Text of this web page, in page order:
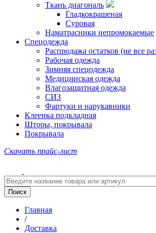
Ткань диагональ
Гладкокрашеная
Суровая
Наматрасники непромокаемые
Спецодежда
Распродажа остатков (не все
Рабочая одежда
Зимняя спецодежда
Медицинская одежда
Влагозащитная одежда
СИЗ
Фартуки и нарукавники
Клеенка подкладная
Шторы, покрывала
Покрывала
Скачать прайс-лист
Главная
/
Доставка